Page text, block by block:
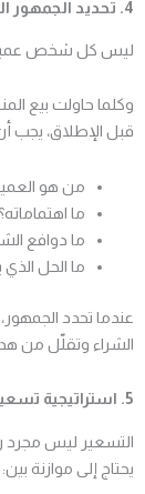
4. تحديد الجمهور المستهدف بدقة
ليس كل شخص
وكلما حاولت بيع
قبل الإطلاق، يجب
من هو
ما اهتماماته؟
ما دوافع
ما الحل
عندما تحدد
الشراء وتقلّل من هدر
5. استراتيجية تسعير مبنية على قيمة حقيقية
التسعير ليس مجرد
يحتاج إلى موازنة بين: